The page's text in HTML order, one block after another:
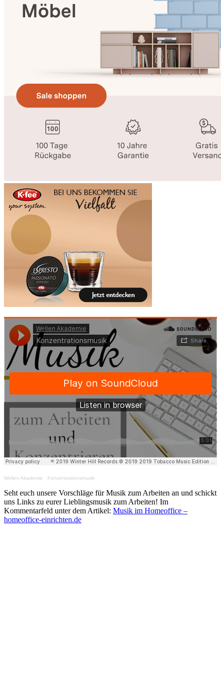
Wellen Akademie · Konzentrationsmusik
Seht euch unsere Vorschläge für Musik zum Arbeiten an und schickt
uns Links zu eurer Lieblingsmusik zum Arbeiten! Im
Kommentarfeld unter dem Artikel: Musik im Homeoffice –
homeoffice-einrichten.de